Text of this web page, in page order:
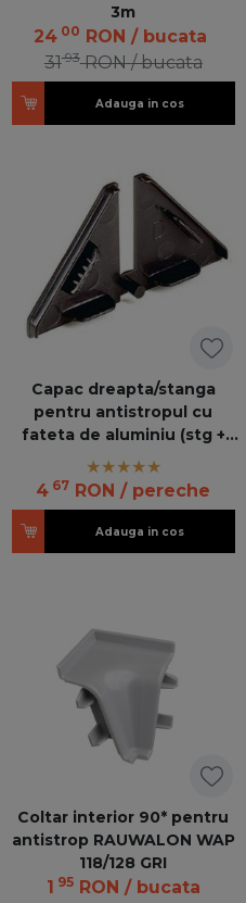
3m
24 00 RON / bucata
3193 RON / bucata
Adauga in cos
Capac dreapta/stanga
pentru antistropul cu
fateta de aluminiu (stg +
dr), gri W TA140
4 67 RON / pereche
Adauga in cos
Coltar interior 90* pentru
antistrop RAUWALON WAP
118/128 GRI
1 95 RON / bucata